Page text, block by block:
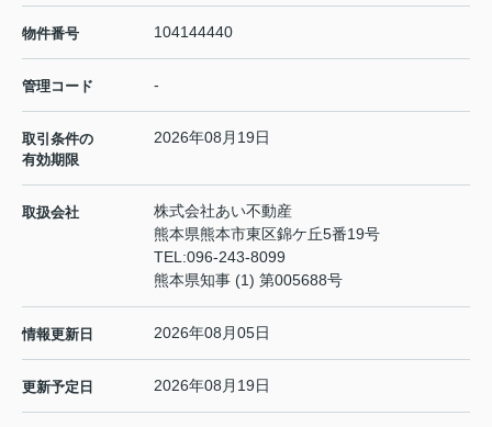
物件番号 104144440
管理コード -
取引条件の
有効期限
2026年08月19日
取扱会社
株式会社あい不動産
熊本県熊本市東区錦ケ丘5番19号
TEL:096-243-8099
熊本県知事 (1) 第005688号
情報更新日 2026年08月05日
更新予定日 2026年08月19日